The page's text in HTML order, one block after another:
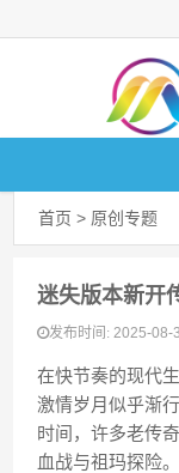
首页 > 原创专题
迷失版本新开
发布时间: 2025-08-
在快节奏的现代
激情岁月似乎渐
时间，许多老传
血战与祖玛探险。